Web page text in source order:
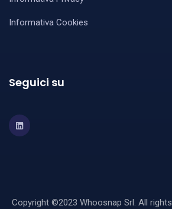
Informativa Cookies
Seguici su
Copyright ©2023 Whoosnap Srl. All